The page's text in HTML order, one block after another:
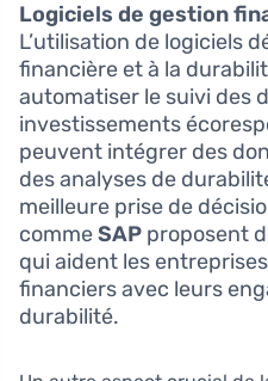
Logiciels de gestion
L’utilisation de logiciels
financière et à la
automatiser le suivi des
investissements
peuvent intégrer des
des analyses de
meilleure prise de
commeSAP proposent
qui aident les
financiers avec leurs
durabilité.